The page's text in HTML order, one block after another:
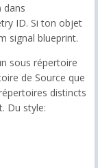
dans
ID. Si ton objet
signal blueprint.
sous répertoire
de Source que
distincts
Du style: